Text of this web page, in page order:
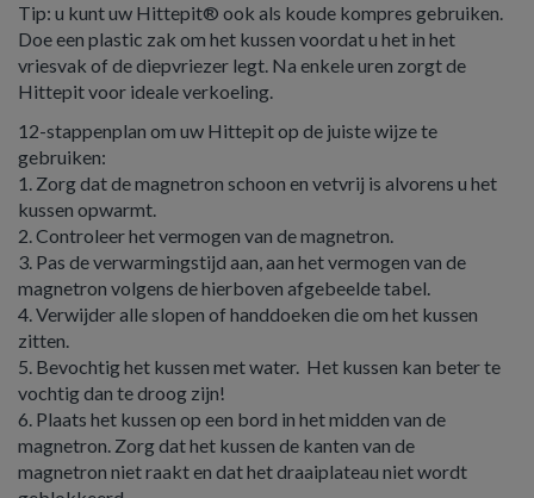
Tip: u kunt uw Hittepit® ook als koude kompres gebruiken.
Doe een plastic zak om het kussen voordat u het in het
vriesvak of de diepvriezer legt. Na enkele uren zorgt de
Hittepit voor ideale verkoeling.
12-stappenplan om uw Hittepit op de juiste wijze te
gebruiken:
1. Zorg dat de magnetron schoon en vetvrij is alvorens u het
kussen opwarmt.
2. Controleer het vermogen van de magnetron.
3. Pas de verwarmingstijd aan, aan het vermogen van de
magnetron volgens de hierboven afgebeelde tabel.
4. Verwijder alle slopen of handdoeken die om het kussen
zitten.
5. Bevochtig het kussen met water. Het kussen kan beter te
vochtig dan te droog zijn!
6. Plaats het kussen op een bord in het midden van de
magnetron. Zorg dat het kussen de kanten van de
magnetron niet raakt en dat het draaiplateau niet wordt